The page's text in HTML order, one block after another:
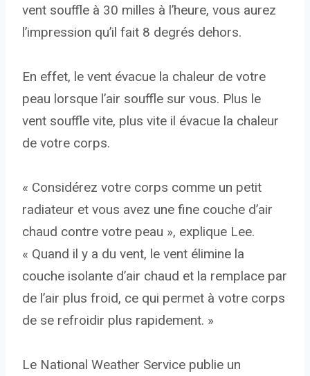
vent souffle à 30 milles à l’heure, vous aurez
l’impression qu’il fait 8 degrés dehors.
En effet, le vent évacue la chaleur de votre
peau lorsque l’air souffle sur vous. Plus le
vent souffle vite, plus vite il évacue la chaleur
de votre corps.
« Considérez votre corps comme un petit
radiateur et vous avez une fine couche d’air
chaud contre votre peau », explique Lee.
« Quand il y a du vent, le vent élimine la
couche isolante d’air chaud et la remplace par
de l’air plus froid, ce qui permet à votre corps
de se refroidir plus rapidement. »
Le National Weather Service publie un